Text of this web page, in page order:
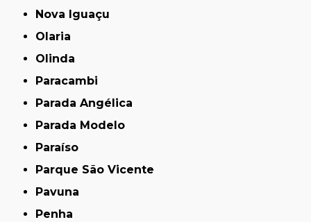
Nova Iguaçu
Olaria
Olinda
Paracambi
Parada Angélica
Parada Modelo
Paraíso
Parque São Vicente
Pavuna
Penha